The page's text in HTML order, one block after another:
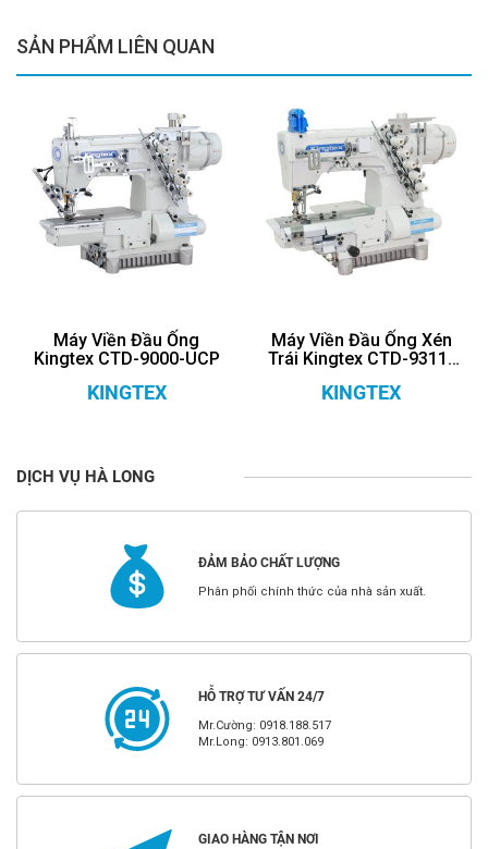
SẢN PHẨM LIÊN QUAN
Máy Viền Đầu Ống
Kingtex CTD-9000-UCP
KINGTEX
Máy Viền Đầu Ống Xén
Trái Kingtex CTD-9311-
KINGTEX
DỊCH VỤ HÀ LONG
ĐẢM BẢO CHẤT LƯỢNG
Phân phối chính thức của nhà sản xuất.
HỖ TRỢ TƯ VẤN 24/7
Mr.Cường: 0918.188.517
Mr.Long: 0913.801.069
GIAO HÀNG TẬN NƠI